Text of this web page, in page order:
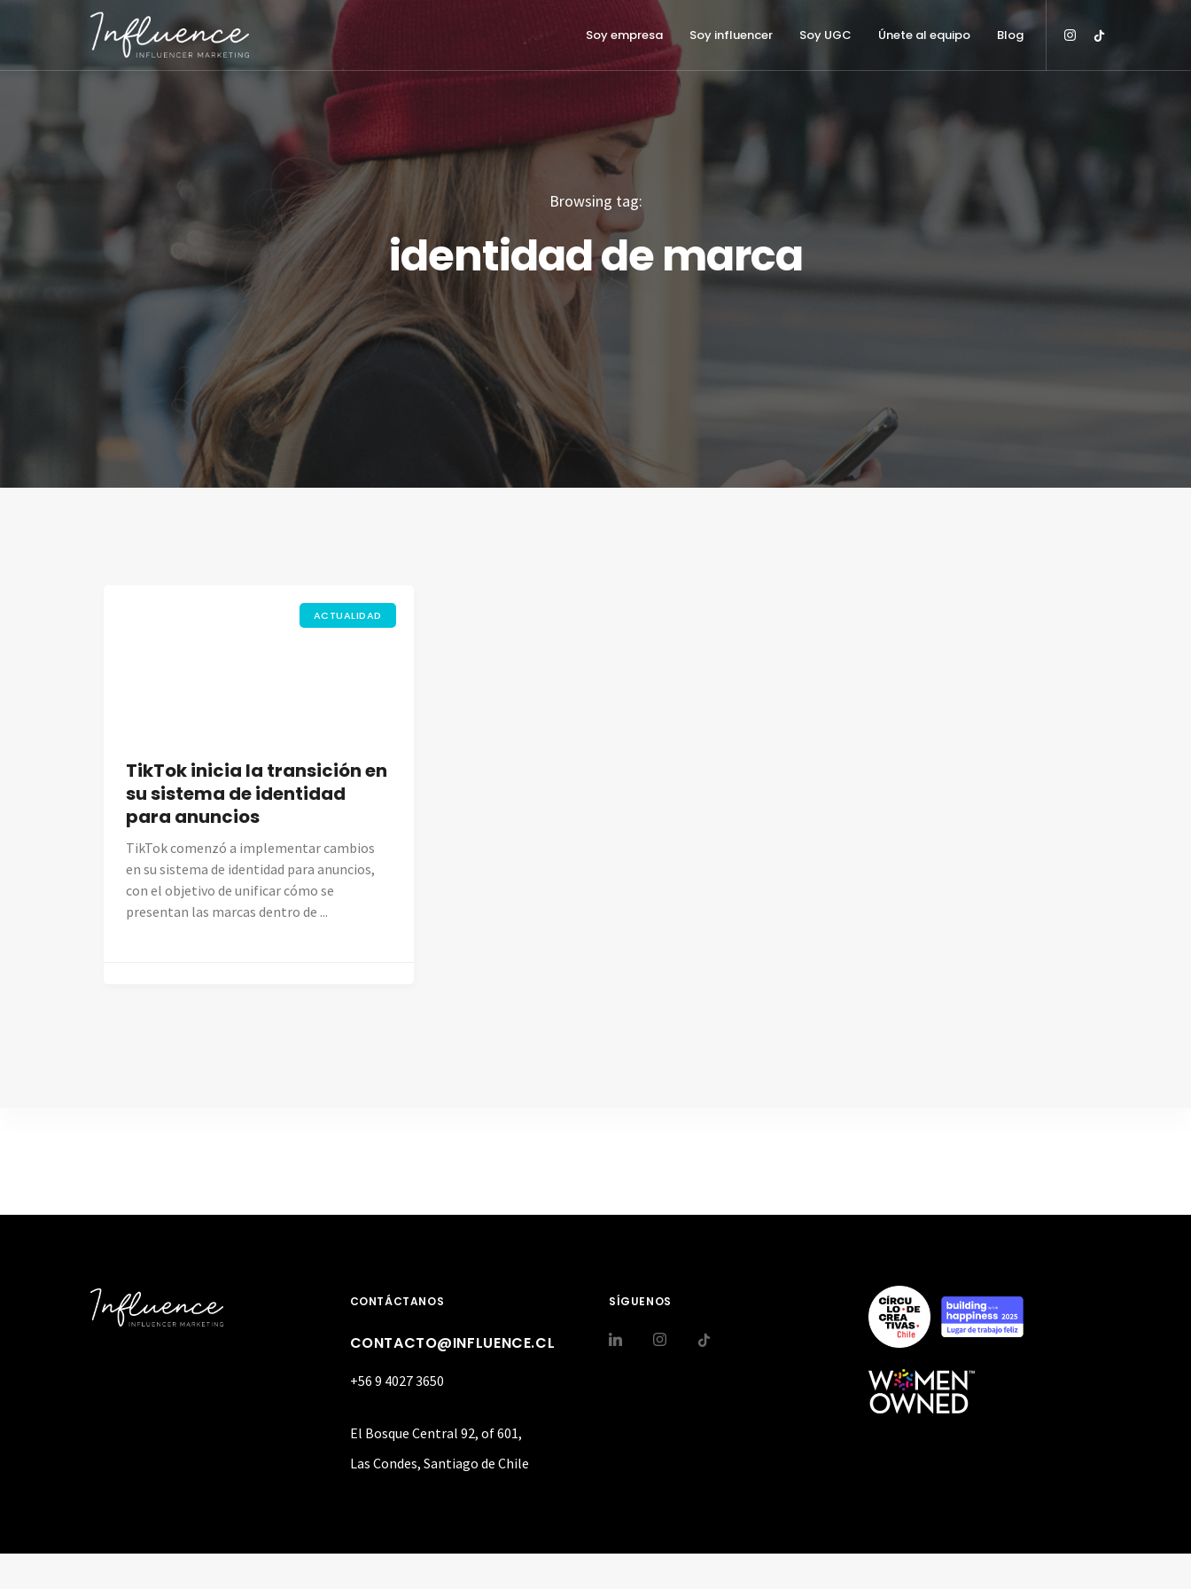
Soy empresa Soy influencer Soy UGC Únete al equipo Blog
Browsing tag:
identidad de marca
ACTUALIDAD
TikTok inicia la transición en
su sistema de identidad
para anuncios
TikTok comenzó a implementar cambios
en su sistema de identidad para anuncios,
con el objetivo de unificar cómo se
presentan las marcas dentro de ...
CONTÁCTANOS
CONTACTO@INFLUENCE.CL
+56 9 4027 3650
El Bosque Central 92, of 601,
Las Condes, Santiago de Chile
SÍGUENOS